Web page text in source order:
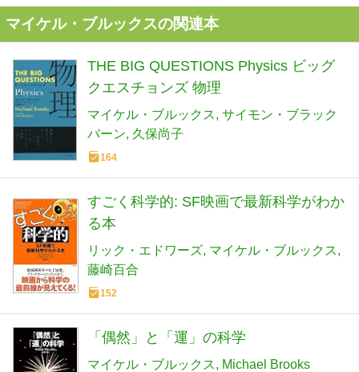
マイケル・ブルックスの関連本
THE BIG QUESTIONS Physics ビッグ
クエスチョンズ 物理
マイケル・ブルックス サイモン・ブラック
バーン 久保尚子
164
すごく科学的: SF映画で最新科学がわか
る本
リック・エドワーズ マイケル・ブルックス
藤崎百合
152
「偶然」と「運」の科学
マイケル・ブルックス Michael Brooks